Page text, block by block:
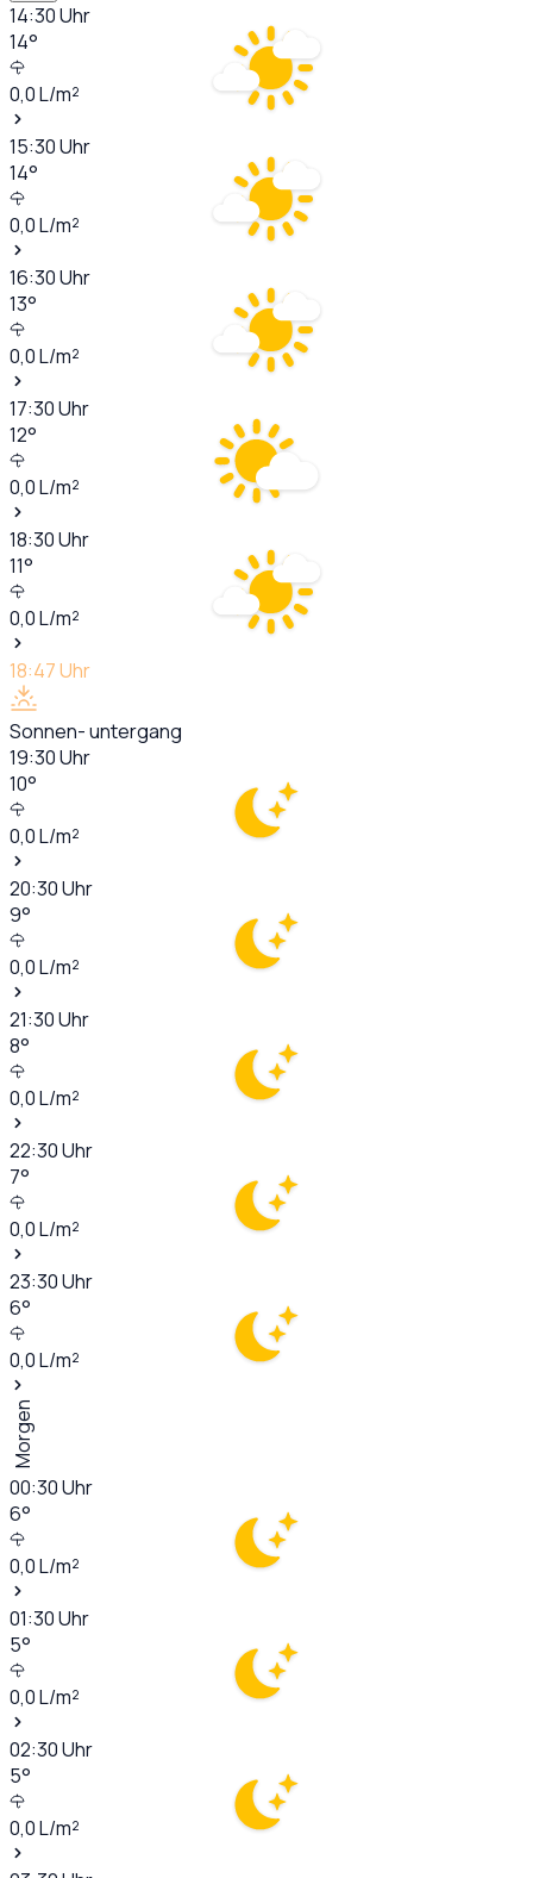
14:30Uhr
14°
0,0L/m²
15:30Uhr
14°
0,0L/m²
16:30Uhr
13°
0,0L/m²
17:30Uhr
12°
0,0L/m²
18:30Uhr
11°
0,0L/m²
18:47Uhr
Sonnen- untergang
19:30Uhr
10°
0,0L/m²
20:30Uhr
9°
0,0L/m²
21:30Uhr
8°
0,0L/m²
22:30Uhr
7°
0,0L/m²
23:30Uhr
6°
0,0L/m²
Morgen
00:30Uhr
6°
0,0L/m²
01:30Uhr
5°
0,0L/m²
02:30Uhr
5°
0,0L/m²